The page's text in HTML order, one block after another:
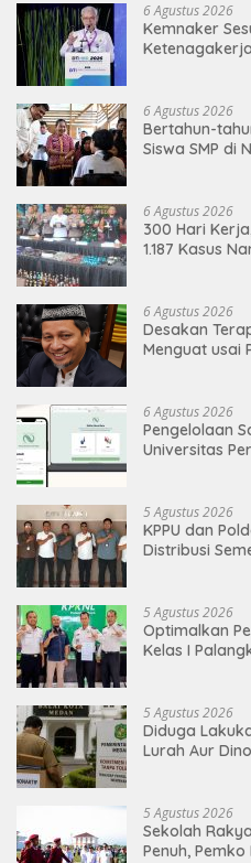
6 Agustus 2026
Kemnaker
6 Agustus 2026
Bertahun-
Siswa SMP di
6 Agustus 2026
300 Hari
1.187 Kasus
6 Agustus 2026
Desakan
Menguat usai
6 Agustus 2026
Pengelolaan
Universitas
5 Agustus 2026
KPPU dan
Distribusi
5 Agustus 2026
Optimalkan
Kelas I
5 Agustus 2026
Diduga
Lurah Aur
5 Agustus 2026
Sekolah
Penuh,